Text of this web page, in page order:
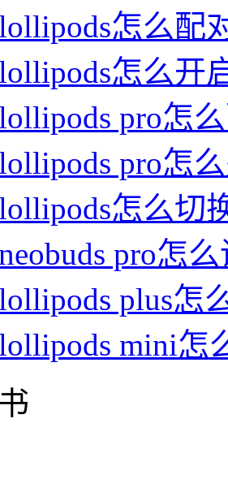
怎么配
怎么开
pro怎
pro怎
怎么切
pro怎
plus怎
mini怎